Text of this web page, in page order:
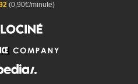
(0,90€/minute)